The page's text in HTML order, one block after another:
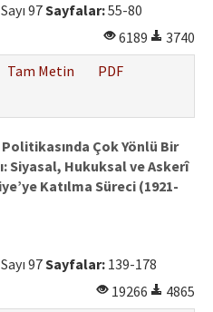
97Sayfalar:55-80
6189
3740
Tam Metin
PDF
Çok Yönlü Bir
Siyasal, Hukuksal ve Askerî
Katılma Süreci (1921-
97Sayfalar: 139-178
19266
4865